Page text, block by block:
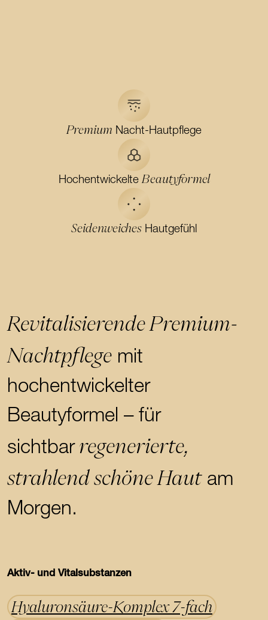
Premium Nacht-Hautpflege
HochentwickelteBeautyformel
Seidenweiches Hautgefühl
Revitalisierende Premium-
Nachtpflege mit
hochentwickelter
Beautyformel – für
sichtbarregenerierte,
strahlend schöne Hautam
Morgen.
Aktiv- und Vitalsubstanzen
Hyaluronsäure-Komplex 7-fach